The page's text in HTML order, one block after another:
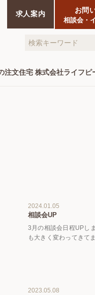
求人案内 お問
相談会・
2024.01.05
相談会UP
3月の相談会日程UPし
も大きく変わってきて
2023.05.08